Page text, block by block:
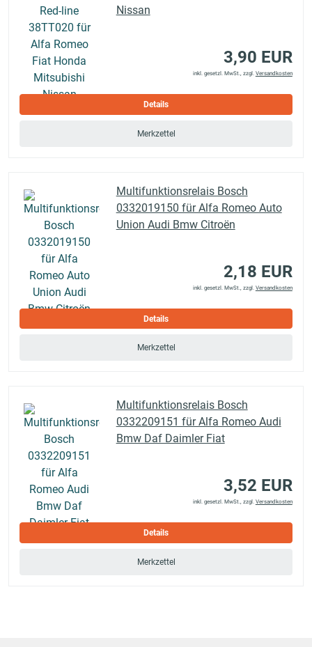
Nissan
3,90 EUR
inkl. gesetzl. MwSt., zzgl. Versandkosten
Details
Merkzettel
Multifunktionsrelais Bosch
0332019150 für Alfa Romeo Auto
Union Audi Bmw Citroën
2,18 EUR
inkl. gesetzl. MwSt., zzgl. Versandkosten
Details
Merkzettel
Multifunktionsrelais Bosch
0332209151 für Alfa Romeo Audi
Bmw Daf Daimler Fiat
3,52 EUR
inkl. gesetzl. MwSt., zzgl. Versandkosten
Details
Merkzettel